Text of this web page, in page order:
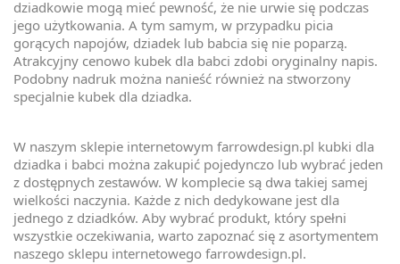
dziadkowie mogą mieć pewność, że nie urwie się podczas
jego użytkowania. A tym samym, w przypadku picia
gorących napojów, dziadek lub babcia się nie poparzą.
Atrakcyjny cenowo kubek dla babci zdobi oryginalny napis.
Podobny nadruk można nanieść również na stworzony
specjalnie kubek dla dziadka.
W naszym sklepie internetowym farrowdesign.pl kubki dla
dziadka i babci można zakupić pojedynczo lub wybrać jeden
z dostępnych zestawów. W komplecie są dwa takiej samej
wielkości naczynia. Każde z nich dedykowane jest dla
jednego z dziadków. Aby wybrać produkt, który spełni
wszystkie oczekiwania, warto zapoznać się z asortymentem
naszego sklepu internetowego farrowdesign.pl.